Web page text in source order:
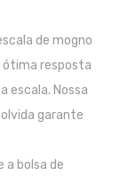
de mogno
ótima resposta
escala. Nossa
garante
a bolsa de